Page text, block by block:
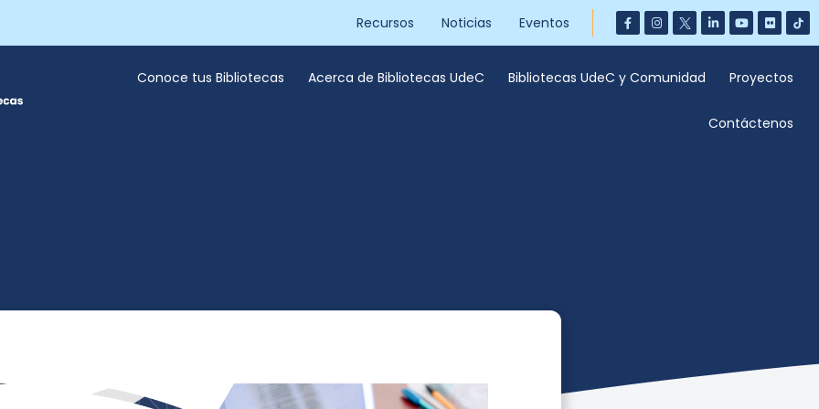
Recursos Noticias Eventos
Conoce tus Bibliotecas Acerca de Bibliotecas UdeC Bibliotecas UdeC y Comunidad Proyectos
Contáctenos